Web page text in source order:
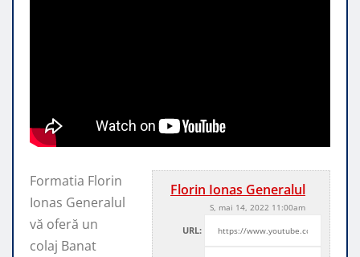
Florin Ionas Generalul
S, mai 14, 2022 11:00am
URL:
Formatia Florin
Ionas Generalul
vă oferă un
colaj Banat